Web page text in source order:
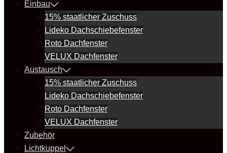
Einbau
15% staatlicher Zuschuss
Lideko Dachschiebefenster
Roto Dachfenster
VELUX Dachfenster
Austausch
15% staatlicher Zuschuss
Lideko Dachschiebefenster
Roto Dachfenster
VELUX Dachfenster
Zubehör
Lichtkuppel